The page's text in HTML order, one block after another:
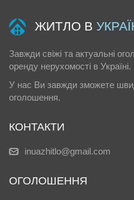
ЖИТЛО В
Завжди свіжі та актуальні
оренду нерухомості в Україні.
У нас Ви завжди зможете
оголошення.
КОНТАКТИ
inuazhitlo@gmail.com
ОГОЛОШЕННЯ